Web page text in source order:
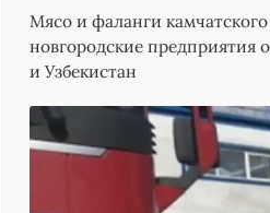
Мясо и фаланги
новгородские
и Узбекистан